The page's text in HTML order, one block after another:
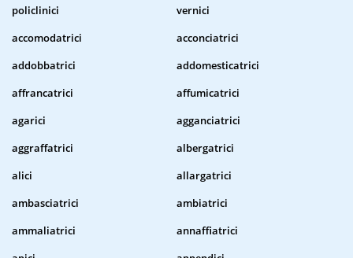
policlinici
vernici
accomodatrici
acconciatrici
addobbatrici
addomesticatrici
affrancatrici
affumicatrici
agarici
agganciatrici
aggraffatrici
albergatrici
alici
allargatrici
ambasciatrici
ambiatrici
ammaliatrici
annaffiatrici